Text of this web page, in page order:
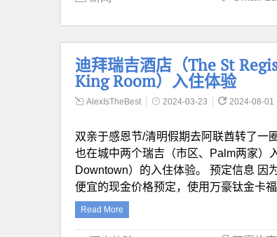
迪拜瑞吉酒店（The St
King Room）入住体验
AlexIsTheBest 2024-03-23 2024-08-01
双亲于感恩节/清明假期去阿联酋转了一
也在城中两个瑞吉（市区、Palm两家）
Downtown）的入住体验。 预定信息 因
便宜的现金价格预定，使用万豪钛金卡
Read More